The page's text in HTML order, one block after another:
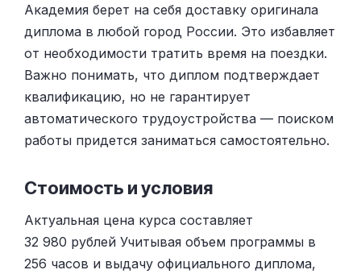
Академия берет на себя доставку оригинала
диплома в любой город России. Это избавляет
от необходимости тратить время на поездки.
Важно понимать, что диплом подтверждает
квалификацию, но не гарантирует
автоматического трудоустройства — поиском
работы придется заниматься самостоятельно.
Стоимость и условия
Актуальная цена курса составляет
32 980 рублей Учитывая объем программы в
256 часов и выдачу официального диплома,